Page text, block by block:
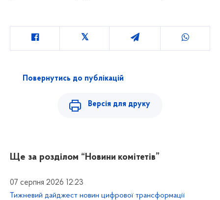
Повернутись до публікацій
Версія для друку
Ще за розділом “Новини комітетів”
07 серпня 2026 12:23
Тижневий дайджест новин цифрової трансформації